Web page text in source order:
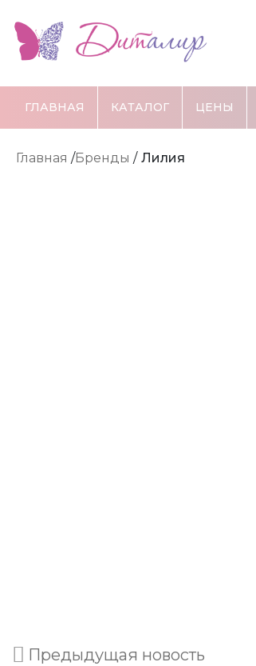
ГЛАВНАЯ КАТАЛОГ ЦЕНЫ
Главная /Бренды / Лилия
Предыдущая новость